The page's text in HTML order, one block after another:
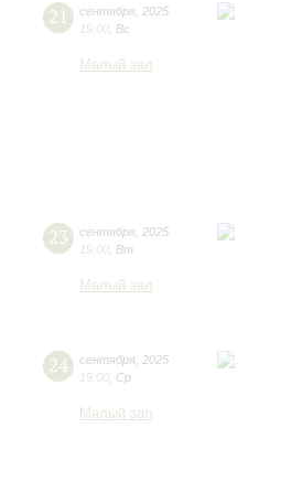
21 сентября 2025
19:00 Вс
Малый зал
23 сентября 2025
19:00 Вт
Малый зал
24 сентября 2025
19:00 Ср
Малый зал